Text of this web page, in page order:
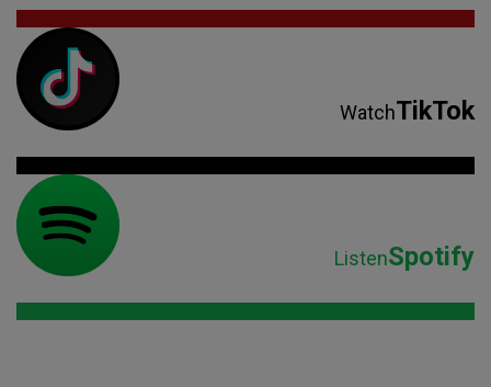
WatchTikTok
ListenSpotify